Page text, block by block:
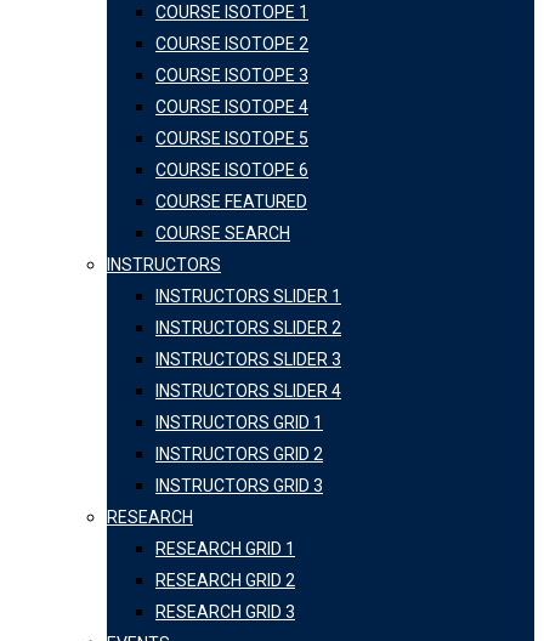
COURSE ISOTOPE 1
COURSE ISOTOPE 2
COURSE ISOTOPE 3
COURSE ISOTOPE 4
COURSE ISOTOPE 5
COURSE ISOTOPE 6
COURSE FEATURED
COURSE SEARCH
INSTRUCTORS
INSTRUCTORS SLIDER 1
INSTRUCTORS SLIDER 2
INSTRUCTORS SLIDER 3
INSTRUCTORS SLIDER 4
INSTRUCTORS GRID 1
INSTRUCTORS GRID 2
INSTRUCTORS GRID 3
RESEARCH
RESEARCH GRID 1
RESEARCH GRID 2
RESEARCH GRID 3